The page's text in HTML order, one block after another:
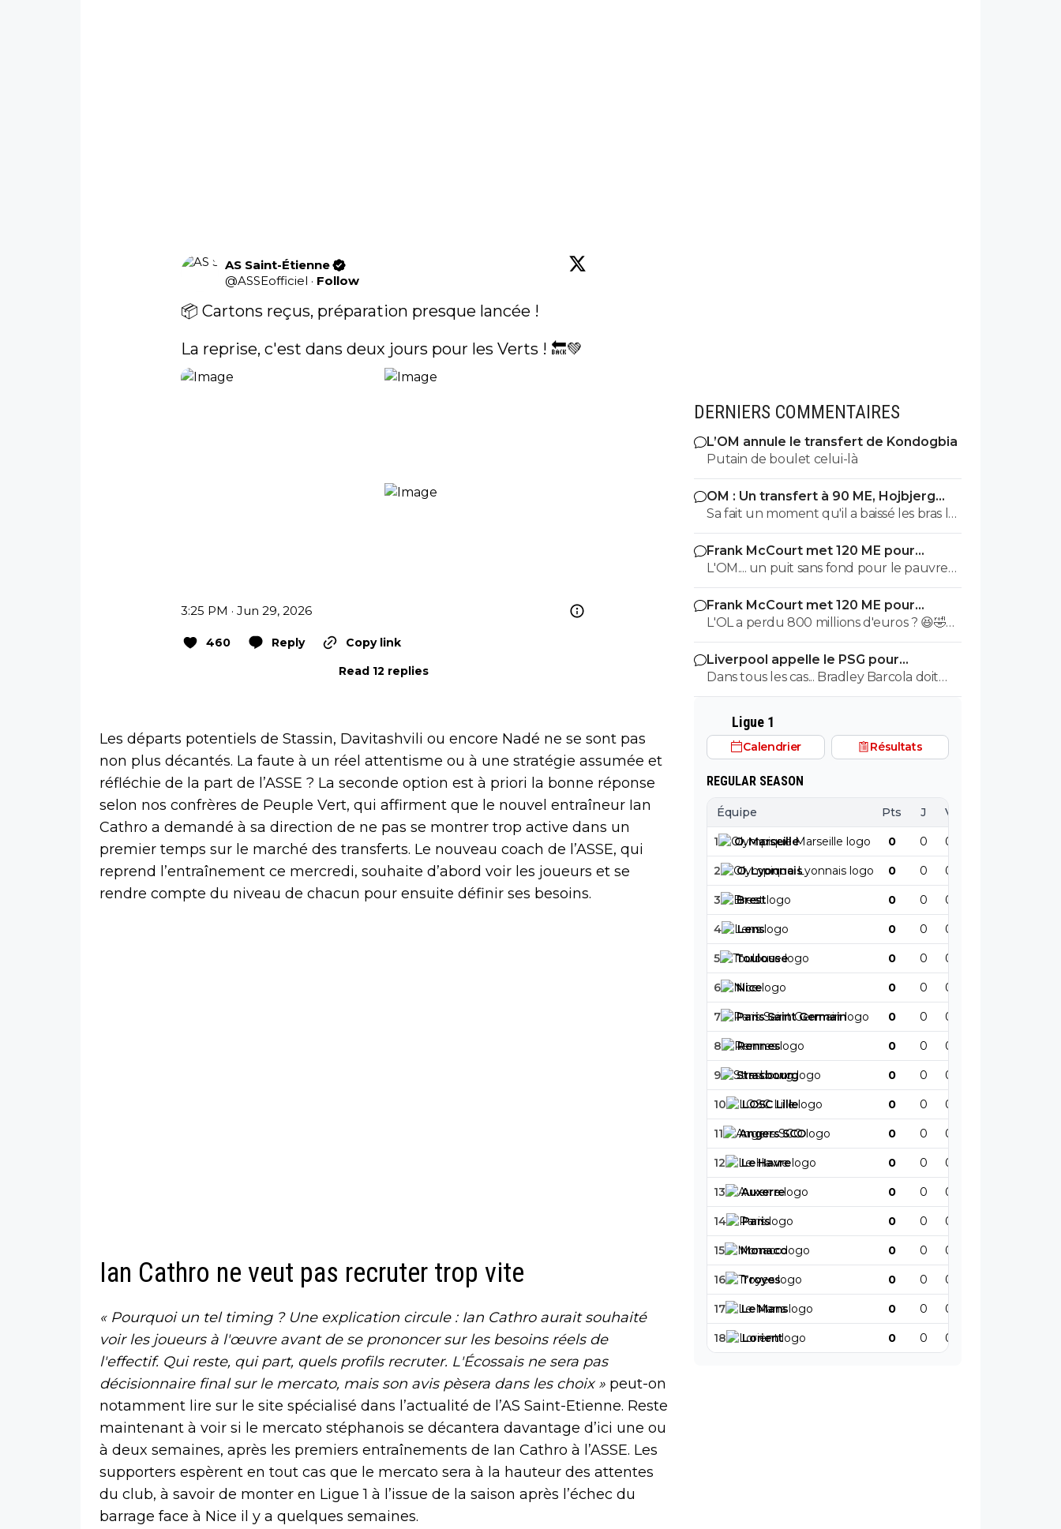
AS Saint-Étienne
@ASSEofficiel · Follow
📦 Cartons reçus, préparation presque lancée !
La reprise, c'est dans deux jours pour les Verts ! 🔙💚
3:25 PM · Jun 29, 2026
460 Reply
Copy link
Read 12 replies
Les départs potentiels de Stassin, Davitashvili ou encore Nadé ne se sont pas
non plus décantés. La faute à un réel attentisme ou à une stratégie assumée et
réfléchie de la part de l’ASSE ? La seconde option est à priori la bonne réponse
selon nos confrères de Peuple Vert, qui affirment que le nouvel entraîneur Ian
Cathro a demandé à sa direction de ne pas se montrer trop active dans un
premier temps sur le marché des transferts. Le nouveau coach de l’ASSE, qui
reprend l’entraînement ce mercredi, souhaite d’abord voir les joueurs et se
rendre compte du niveau de chacun pour ensuite définir ses besoins.
Ian Cathro ne veut pas recruter trop vite
« Pourquoi un tel timing ? Une explication circule : Ian Cathro aurait souhaité
voir les joueurs à l'œuvre avant de se prononcer sur les besoins réels de
l'effectif. Qui reste, qui part, quels profils recruter. L'Écossais ne sera pas
décisionnaire final sur le mercato, mais son avis pèsera dans les choix » peut-on
notamment lire sur le site spécialisé dans l’actualité de l’AS Saint-Etienne. Reste
maintenant à voir si le mercato stéphanois se décantera davantage d’ici une ou
à deux semaines, après les premiers entraînements de Ian Cathro à l’ASSE. Les
supporters espèrent en tout cas que le mercato sera à la hauteur des attentes
du club, à savoir de monter en Ligue 1 à l’issue de la saison après l’échec du
barrage face à Nice il y a quelques semaines.
DERNIERS COMMENTAIRES
L’OM annule le transfert de Kondogbia
Putain de boulet celui-là
OM : Un transfert à 90 ME, Hojbjerg
s'en va
Sa fait un moment qu'il a baissé les bras la
première saison il etait top mais depuis
quelques match etait en dessus. Merci et
bon vent a lui pour le reste de sa carrière
...
Frank McCourt met 120 ME pour
sauver l’OM !
L'OM.... un puit sans fond pour le pauvre
Frank McCourt.
Frank McCourt met 120 ME pour
sauver l’OM !
L'OL a perdu 800 millions d'euros ? 😆🤣😂
Pourquoi pas un milliard tant que tu y es !
^^
Liverpool appelle le PSG pour
renoncer à Barcola
Dans tous les cas... Bradley Barcola doit
être très inquiet. Ce qui est vraiment
compréhensible lorsque l'on sait
comment le PSG a traiter Kylian Mbappé
lorsqu'il avait voulu quitter le PSG.
Ligue 1
Calendrier Résultats
REGULAR SEASON
Équipe Pts J V
1 O.Marseille 0 0 0
2 O.Lyonnais 0 0 0
3 Brest 0 0 0
4 Lens 0 0 0
5 Toulouse 0 0 0
6 Nice 0 0 0
7 Paris Saint Germain 0 0 0
8 Rennes 0 0 0
9 Strasbourg 0 0 0
10 LOSC Lille 0 0 0
11 Angers SCO 0 0 0
12 Le Havre 0 0 0
13 Auxerre 0 0 0
14 Paris 0 0 0
15 Monaco 0 0 0
16 Troyes 0 0 0
17 Le Mans 0 0 0
18 Lorient 0 0 0